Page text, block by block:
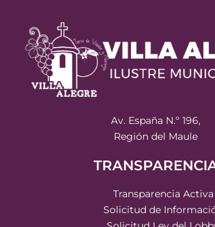
Av. España N.º 196,
Región del Maule
Transparencia Activa
Solicitud de